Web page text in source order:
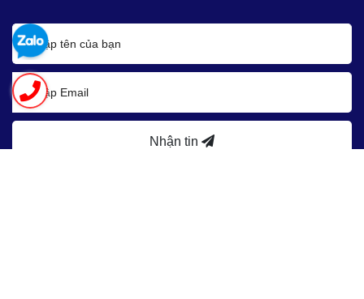
Nhận tin